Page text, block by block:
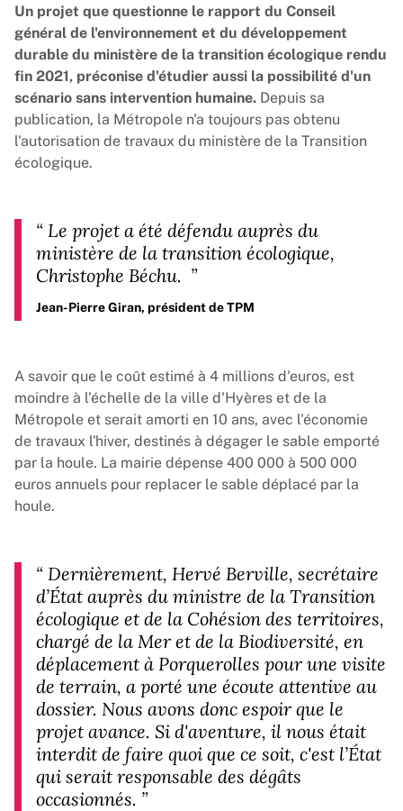
Un projet que questionne le rapport du Conseil
général de l'environnement et du développement
durable du ministère de la transition écologique rendu
fin 2021, préconise d'étudier aussi la possibilité d'un
scénario sans intervention humaine. Depuis sa
publication, la Métropole n'a toujours pas obtenu
l'autorisation de travaux du ministère de la Transition
écologique.
“ Le projet a été défendu auprès du
ministère de la transition écologique,
Christophe Béchu. ”
Jean-Pierre Giran, président de TPM
A savoir que le coût estimé à 4 millions d'euros, est
moindre à l’échelle de la ville d'Hyères et de la
Métropole et serait amorti en 10 ans, avec l'économie
de travaux l'hiver, destinés à dégager le sable emporté
par la houle. La mairie dépense 400 000 à 500 000
euros annuels pour replacer le sable déplacé par la
houle.
“ Dernièrement, Hervé Berville, secrétaire
d’État auprès du ministre de la Transition
écologique et de la Cohésion des territoires,
chargé de la Mer et de la Biodiversité, en
déplacement à Porquerolles pour une visite
de terrain, a porté une écoute attentive au
dossier. Nous avons donc espoir que le
projet avance. Si d'aventure, il nous était
interdit de faire quoi que ce soit, c'est l’État
qui serait responsable des dégâts
occasionnés. ”